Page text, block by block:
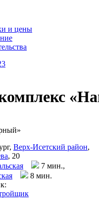
и цены
Верх-Исетский район,
, 20
7 мин.,
8 мин.